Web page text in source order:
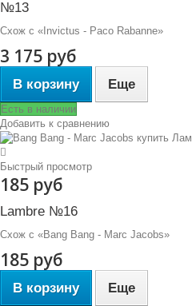
№13
Схож с «Invictus - Paco Rabanne»
3 175 руб
В корзину Еще
Есть в наличии
Добавить к сравнению
Быстрый просмотр
185 руб
Lambre №16
Схож с «Bang Bang - Marc Jacobs»
185 руб
В корзину Еще